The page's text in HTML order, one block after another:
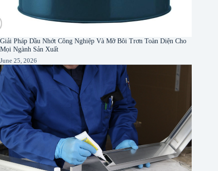
Giải Pháp Dầu Nhớt Công Nghiệp Và Mỡ Bôi Trơn Toàn Diện Cho
Mọi Ngành Sản Xuất
June 25, 2026